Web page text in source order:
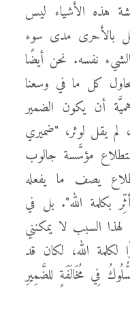
هذه الأشياء ليس
بالأحرى مدى سوء
الشيء نفسه. نحن أيضًا
كل ما في وسعنا
أن يكون الضمير
لم يقل لوثر، "ضميري
مؤسَّسة جالوب
يصف ما يفعله
بكلمة الله". بل في
السبب لا يمكنني
لكلمة الله، لكان قد
فِي مُخَالَفَةٍ للضَّمِيرِ